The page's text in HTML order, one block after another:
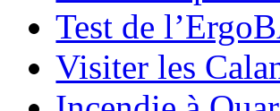
Test de
Visiter les